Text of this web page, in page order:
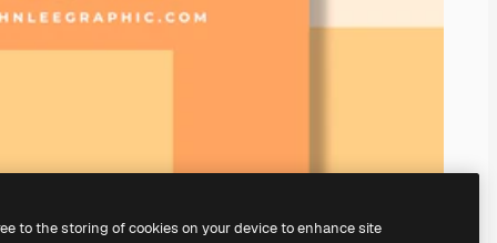
to the storing of cookies on your device to enhance site